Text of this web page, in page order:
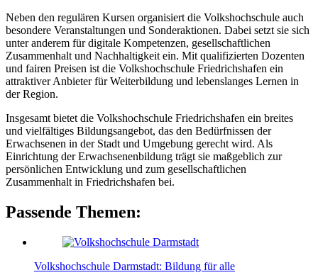
Neben den regulären Kursen organisiert die Volkshochschule auch
besondere Veranstaltungen und Sonderaktionen. Dabei setzt sie sich
unter anderem für digitale Kompetenzen, gesellschaftlichen
Zusammenhalt und Nachhaltigkeit ein. Mit qualifizierten Dozenten
und fairen Preisen ist die Volkshochschule Friedrichshafen ein
attraktiver Anbieter für Weiterbildung und lebenslanges Lernen in
der Region.
Insgesamt bietet die Volkshochschule Friedrichshafen ein breites
und vielfältiges Bildungsangebot, das den Bedürfnissen der
Erwachsenen in der Stadt und Umgebung gerecht wird. Als
Einrichtung der Erwachsenenbildung trägt sie maßgeblich zur
persönlichen Entwicklung und zum gesellschaftlichen
Zusammenhalt in Friedrichshafen bei.
Passende Themen:
Volkshochschule Darmstadt: Bildung für alle